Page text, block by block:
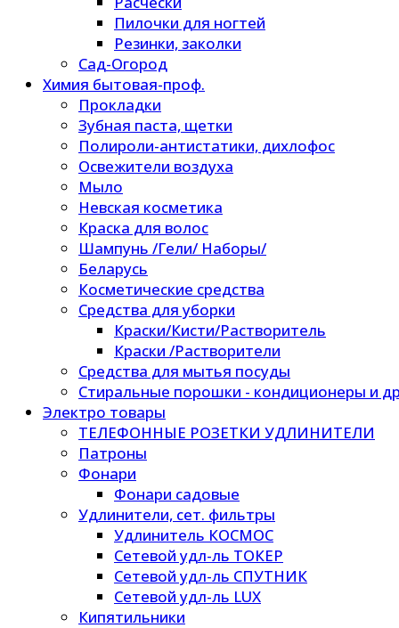
Пилочки для ногтей
Резинки, заколки
Сад-Огород
Химия бытовая-проф.
Прокладки
Зубная паста, щетки
Полироли-антистатики, дихлофос
Освежители воздуха
Мыло
Невская косметика
Краска для волос
Шампунь /Гели/ Наборы/
Беларусь
Косметические средства
Средства для уборки
Краски/Кисти/Растворитель
Краски /Растворители
Средства для мытья посуды
Стиральные порошки - кондиционеры и
Электро товары
ТЕЛЕФОННЫЕ РОЗЕТКИ УДЛИНИТЕЛИ
Патроны
Фонари
Фонари садовые
Удлинители, сет. фильтры
Удлинитель КОСМОС
Сетевой удл-ль ТОКЕР
Сетевой удл-ль СПУТНИК
Сетевой удл-ль LUX
Кипятильники